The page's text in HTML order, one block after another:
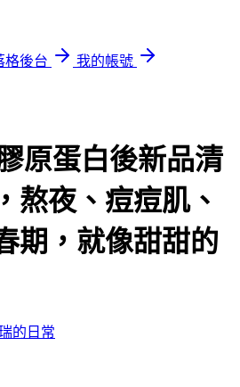
格後台
我的帳號
原蛋白後新品清
熬夜、痘痘肌、
期，就像甜甜的
的日常